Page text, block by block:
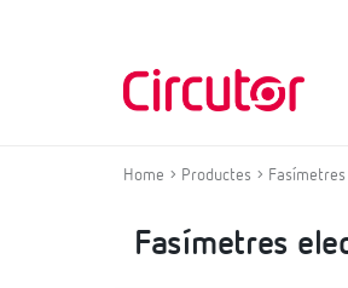
Home Productes Fasímetres
Fasímetres